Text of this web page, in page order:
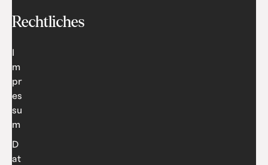
Rechtliches
m
pr
es
su
m
D
at